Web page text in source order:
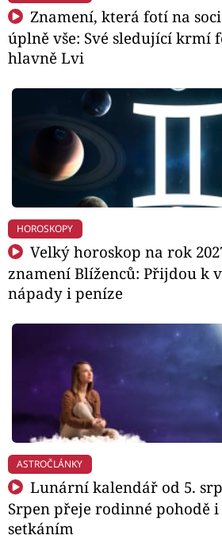
Znamení, která fotí na
úplně vše: Své sledující krmí
hlavně Lvi
HOROSKOPY
Velký horoskop na rok
znamení Blíženců: Přijdou k
nápady i peníze
ASTROČLÁNKY
Lunární kalendář od 5.
Srpen přeje rodinné pohodě
setkáním